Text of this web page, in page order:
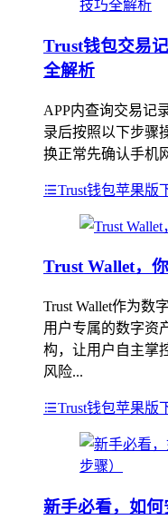
Trust钱包交易
全解析
APP内查询交易记
录后按照以下步骤
换正常先确认手机
Trust钱包苹果版
Trust Wallet，
Trust Wallet作为数
用户专属的数字资
构，让用户自主掌
风险...
Trust钱包苹果版
新手必看，如